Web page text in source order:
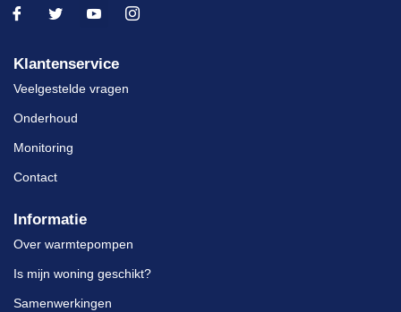
Klantenservice
Veelgestelde vragen
Onderhoud
Monitoring
Contact
Informatie
Over warmtepompen
Is mijn woning geschikt?
Samenwerkingen